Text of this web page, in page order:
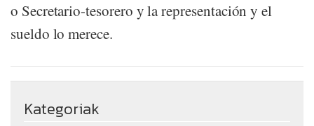
o Secretario-tesorero y la representación y el
sueldo lo merece.
Kategoriak